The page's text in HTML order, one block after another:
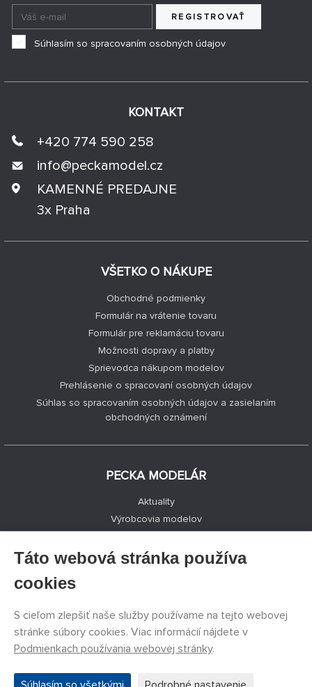
VŠETKO O NÁKUPE
Obchodné podmienky
Formulár na vrátenie tovaru
Formulár pre reklamáciu tovaru
Možnosti dopravy a platby
Sprievodca nákupom modelov
Prehlásenie o spracovaní osobných údajov
Súhlas so spracovaním osobných údajov a zasielaním
obchodných oznámení
PECKA MODELÁR
Aktuality
Výrobcovia modelov
Kontakty
Facebook
KONTAKT
+420 774 590 258
info@peckamodel.cz
KAMENNÉ PREDAJNE
3x Praha
REGISTROVAŤ
Súhlasím so spracovaním osobných údajov
©PECKA MODELÁR s.r.o.
Táto webová stránka používa
cookies
S cieľom zlepšiť naše služby používame na tejto webovej
stránke súbory cookies. Viac informácií nájdete v
Podmienkach používania webovej stránky.